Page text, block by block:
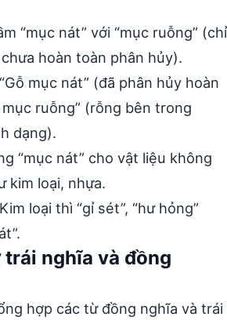
“mục nát” với “mục ruỗng” (chỉ
hoàn toàn phân hủy).
“Gỗ mục nát” (đã phân hủy hoàn
ruỗng” (rỗng bên trong
dạng).
“mục nát” cho vật liệu không
kim loại, nhựa.
Kim loại thì “gỉ sét”, “hư hỏng”
trái nghĩa và đồng
hợp các từ đồng nghĩa và trái